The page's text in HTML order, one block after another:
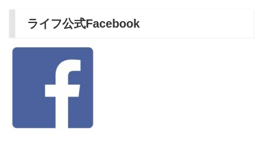
ライフ公式Facebook